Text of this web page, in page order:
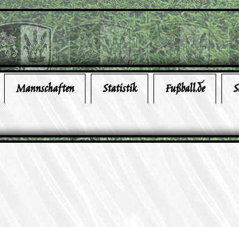
Mannschaften Statistik Fußball.de